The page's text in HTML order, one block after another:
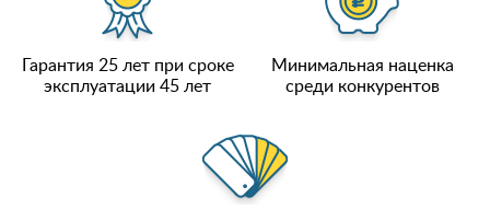
Гарантия 25 лет при сроке
эксплуатации 45 лет
Минимальная наценка
среди конкурентов